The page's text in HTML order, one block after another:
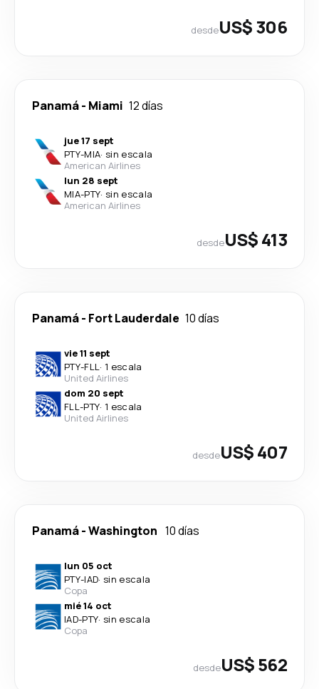
desdeUS$ 306
Panamá- Miami 12 días
jue 17 sept
PTY-MIA· sin escala
American Airlines
lun 28 sept
MIA-PTY· sin escala
American Airlines
desdeUS$ 413
Panamá- Fort Lauderdale 10 días
vie 11 sept
PTY-FLL· 1 escala
United Airlines
dom 20 sept
FLL-PTY· 1 escala
United Airlines
desdeUS$ 407
Panamá-Washington 10 días
lun 05 oct
PTY-IAD· sin escala
Copa
mié 14 oct
IAD-PTY· sin escala
Copa
desdeUS$ 562